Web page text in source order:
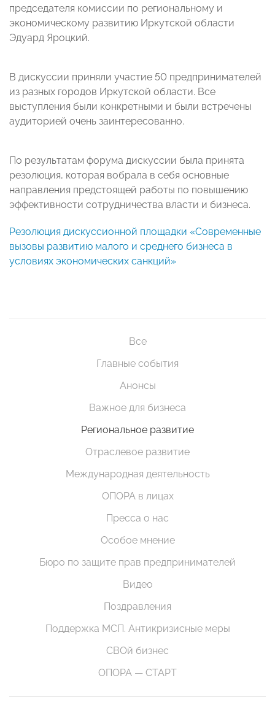
председателя комиссии по региональному и
экономическому развитию Иркутской области
Эдуард Яроцкий.
В дискуссии приняли участие 50 предпринимателей
из разных городов Иркутской области. Все
выступления были конкретными и были встречены
аудиторией очень заинтересованно.
По результатам форума дискуссии была принята
резолюция, которая вобрала в себя основные
направления предстоящей работы по повышению
эффективности сотрудничества власти и бизнеса.
Резолюция дискуссионной площадки «Современные
вызовы развитию малого и среднего бизнеса в
условиях экономических санкций»
Все
Главные события
Анонсы
Важное для бизнеса
Региональное развитие
Отраслевое развитие
Международная деятельность
ОПОРА в лицах
Пресса о нас
Особое мнение
Бюро по защите прав предпринимателей
Видео
Поздравления
Поддержка МСП. Антикризисные меры
СВОй бизнес
ОПОРА — СТАРТ